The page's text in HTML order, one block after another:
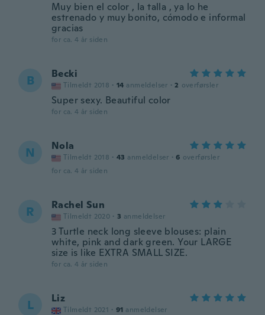
Muy bien el color , la talla , ya lo he
estrenado y muy bonito, cómodo e informal
gracias
for ca. 4 år siden
B Becki
Tilmeldt 2018 · 14 anmeldelser · 2 overførsler
Super sexy. Beautiful color
for ca. 4 år siden
N Nola
Tilmeldt 2018 · 43 anmeldelser · 6 overførsler
for ca. 4 år siden
R Rachel Sun
Tilmeldt 2020 · 3 anmeldelser
3 Turtle neck long sleeve blouses: plain
white, pink and dark green. Your LARGE
size is like EXTRA SMALL SIZE.
for ca. 4 år siden
L Liz
Tilmeldt 2021 · 91 anmeldelser